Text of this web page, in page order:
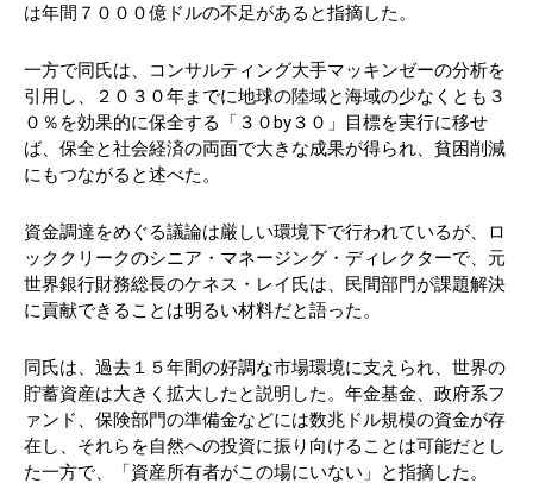
は年間７０００億ドルの不足があると指摘した。
一方で同氏は、コンサルティング大手マッキンゼーの分析を
引用し、２０３０年までに地球の陸域と海域の少なくとも３
０％を効果的に保全する「３０by３０」目標を実行に移せ
ば、保全と社会経済の両面で大きな成果が得られ、貧困削減
にもつながると述べた。
資金調達をめぐる議論は厳しい環境下で行われているが、ロ
ッククリークのシニア・マネージング・ディレクターで、元
世界銀行財務総長のケネス・レイ氏は、民間部門が課題解決
に貢献できることは明るい材料だと語った。
同氏は、過去１５年間の好調な市場環境に支えられ、世界の
貯蓄資産は大きく拡大したと説明した。年金基金、政府系フ
ァンド、保険部門の準備金などには数兆ドル規模の資金が存
在し、それらを自然への投資に振り向けることは可能だとし
た一方で、「資産所有者がこの場にいない」と指摘した。